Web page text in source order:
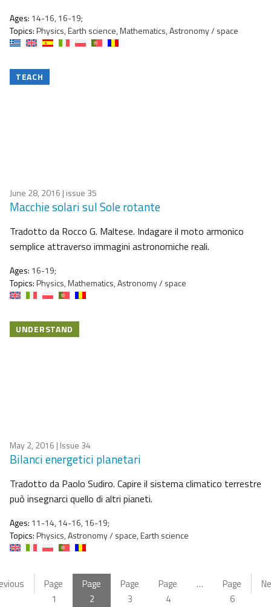
Ages: 14-16, 16-19;
Topics:Physics, Earth science, Mathematics, Astronomy / space
TEACH
June 28, 2016 | issue 35
Macchie solari sul Sole rotante
Tradotto da Rocco G. Maltese. Indagare il moto armonico
semplice attraverso immagini astronomiche reali.
Ages: 16-19;
Topics:Physics, Mathematics, Astronomy / space
UNDERSTAND
May 2, 2016 | Issue 34
Bilanci energetici planetari
Tradotto da Paolo Sudiro. Capire il sistema climatico terrestre
può insegnarci quello di altri pianeti.
Ages: 11-14, 14-16, 16-19;
Topics:Physics, Astronomy / space, Earth science
Page
1
Page
2
Page
3
Page
4
…
Page
6